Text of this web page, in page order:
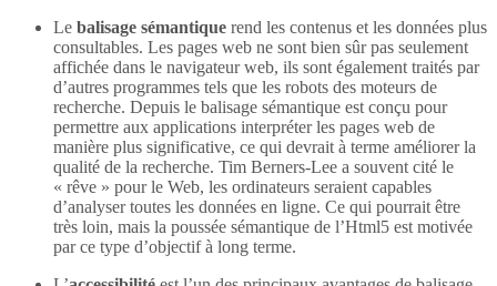
Le balisage sémantique rend les contenus et les données plus
consultables. Les pages web ne sont bien sûr pas seulement
affichée dans le navigateur web, ils sont également traités par
d’autres programmes tels que les robots des moteurs de
recherche. Depuis le balisage sémantique est conçu pour
permettre aux applications interpréter les pages web de
manière plus significative, ce qui devrait à terme améliorer la
qualité de la recherche. Tim Berners-Lee a souvent cité le
« rêve » pour le Web, les ordinateurs seraient capables
d’analyser toutes les données en ligne. Ce qui pourrait être
très loin, mais la poussée sémantique de l’Html5 est motivée
par ce type d’objectif à long terme.